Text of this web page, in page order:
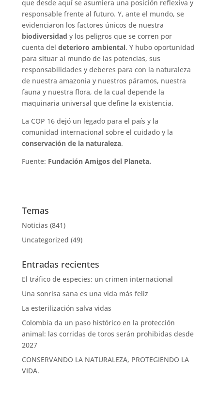
que desde aquí se asumiera una posición reflexiva y
responsable frente al futuro. Y, ante el mundo, se
evidenciaron los factores únicos de nuestra
biodiversidad y los peligros que se corren por
cuenta del deterioro ambiental. Y hubo oportunidad
para situar al mundo de las potencias, sus
responsabilidades y deberes para con la naturaleza
de nuestra amazonia y nuestros páramos, nuestra
fauna y nuestra flora, de la cual depende la
maquinaria universal que define la existencia.
La COP 16 dejó un legado para el país y la
comunidad internacional sobre el cuidado y la
conservación de la naturaleza.
Fuente: Fundación Amigos del Planeta.
Temas
Noticias (841)
Uncategorized (49)
Entradas recientes
El tráfico de especies: un crimen internacional
Una sonrisa sana es una vida más feliz
La esterilización salva vidas
Colombia da un paso histórico en la protección
animal: las corridas de toros serán prohibidas desde
2027
CONSERVANDO LA NATURALEZA, PROTEGIENDO LA
VIDA.